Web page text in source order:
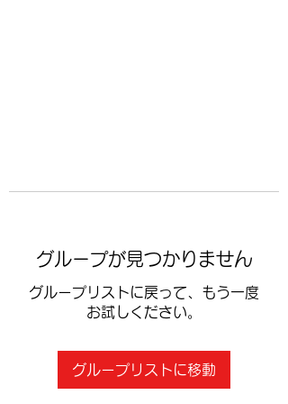
グループが見つかりません
グループリストに戻って、もう一度
お試しください。
グループリストに移動